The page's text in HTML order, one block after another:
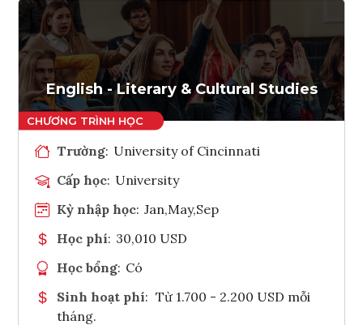
English - Literary & Cultural Studies
Trường: University of Cincinnati
Cấp học: University
Kỳ nhập học: Jan,May,Sep
Học phí: 30,010 USD
Học bổng: Có
Sinh hoạt phí: Từ 1.700 - 2.200 USD mỗi
tháng.